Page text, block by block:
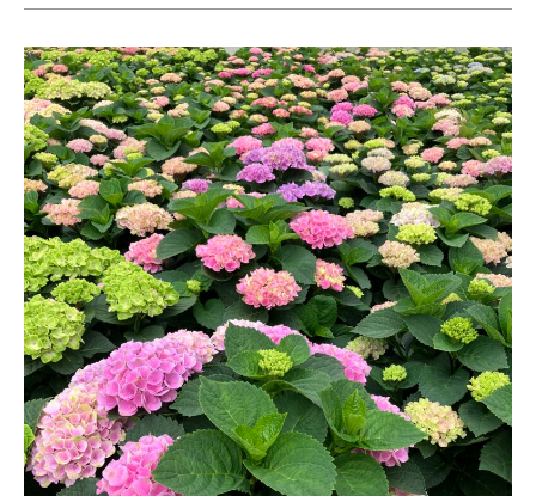
Betriebsbesichtigung:
Freese
Gartenbau